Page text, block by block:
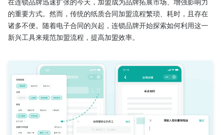
的重要方式。然而，传统的纸质合同加盟流程繁琐、耗时，且存在
诸多不便。随着电子合同的兴起，连锁品牌开始探索如何利用这一
新兴工具来规范加盟流程，提高加盟效率。